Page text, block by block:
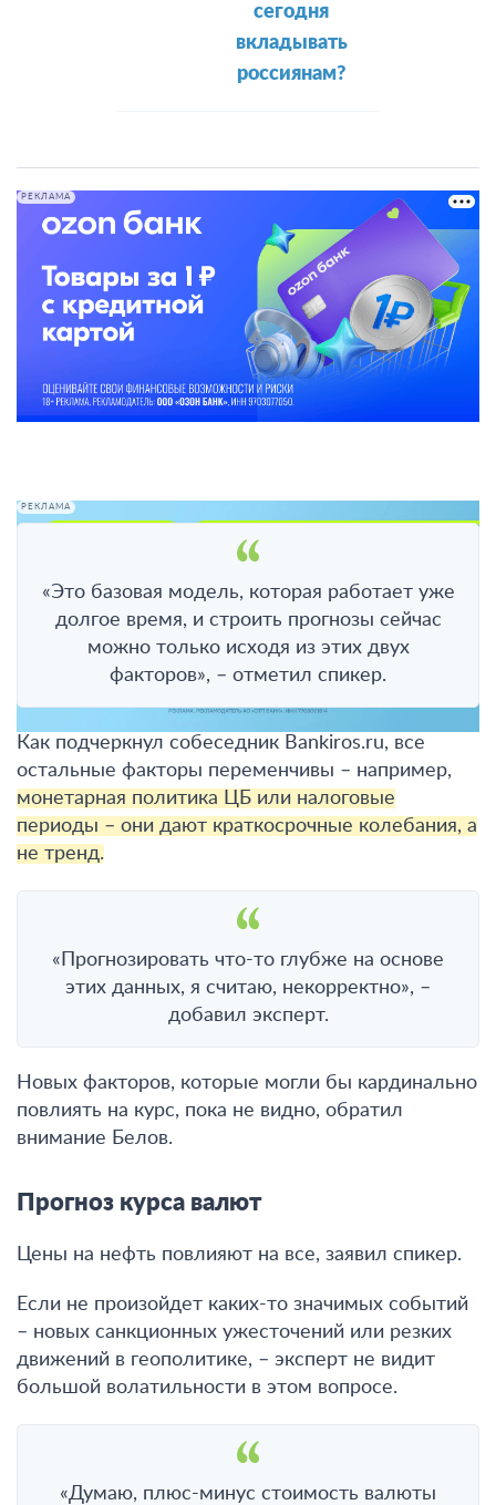
сегодня
вкладывать
россиянам?
РЕКЛАМА
РЕКЛАМА
«Это базовая модель, которая работает уже
долгое время, и строить прогнозы сейчас
можно только исходя из этих двух
факторов», – отметил спикер.
Как подчеркнул собеседник Bankiros.ru, все
остальные факторы переменчивы – например,
монетарная политика ЦБ или налоговые
периоды – они дают краткосрочные колебания, а
не тренд.
«Прогнозировать что-то глубже на основе
этих данных, я считаю, некорректно», –
добавил эксперт.
Новых факторов, которые могли бы кардинально
повлиять на курс, пока не видно, обратил
внимание Белов.
Прогноз курса валют
Цены на нефть повлияют на все, заявил спикер.
Если не произойдет каких-то значимых событий
– новых санкционных ужесточений или резких
движений в геополитике, – эксперт не видит
большой волатильности в этом вопросе.
«Думаю, плюс-минус стоимость валюты